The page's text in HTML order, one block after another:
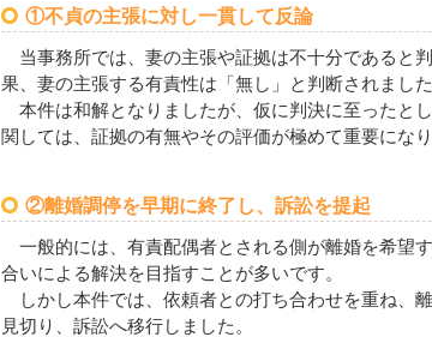
①不貞の主張に対し一貫して反論
当事務所では、妻の主張や証拠は不十分であると
果、妻の主張する有責性は「無し」と判断されました
本件は和解となりましたが、仮に判決に至ったと
関しては、証拠の有無やその評価が極めて重要になり
②離婚調停を早期に終了し、訴訟を提起
一般的には、有責配偶者とされる側が離婚を希望
合いによる解決を目指すことが多いです。
しかし本件では、依頼者との打ち合わせを重ね、
見切り、訴訟へ移行しました。